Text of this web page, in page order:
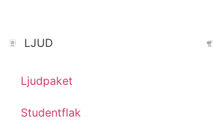
LJUD
Ljudpaket
Studentflak